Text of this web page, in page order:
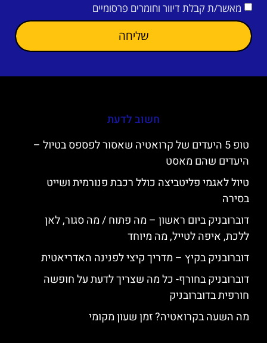
מאשר/ת קבלת דיוור וחומרים פרסומיים
שליחה
חשוב לדעת
טופ 5 היעדים של קרואטיה שאסור לפספס בטיול –
היעדים שהם מאסט
טיול לאגמי פליטביצה כולל רכבת פנורמית ושייט
בסירה
דוברובניק ביום ראשון – מה פתוח / מה סגור, לאן
ללכת, איפה לטייל, מה מיוחד
דוברובניק בקיץ – מדריך קיצי לפנינה האדריאטית
דוברובניק בחורף- כל מה שצריך לדעת על חופשה
חורפית בדוברובניק
מה השעה בקרואטיה? זמן שעון מקומי